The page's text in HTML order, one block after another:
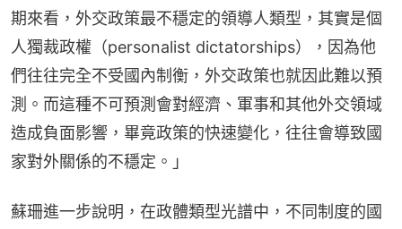
期來看，外交政策最不穩定的領導人類型，其實是個
人獨裁政權（personalist dictatorships），因為他
們往往完全不受國內制衡，外交政策也就因此難以預
測。而這種不可預測會對經濟、軍事和其他外交領域
造成負面影響，畢竟政策的快速變化，往往會導致國
家對外關係的不穩定。」
蘇珊進一步說明，在政體類型光譜中，不同制度的國